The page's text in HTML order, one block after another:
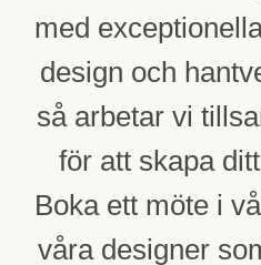
med
design och
så arbetar vi
för att skapa
Boka ett möte i
våra designer